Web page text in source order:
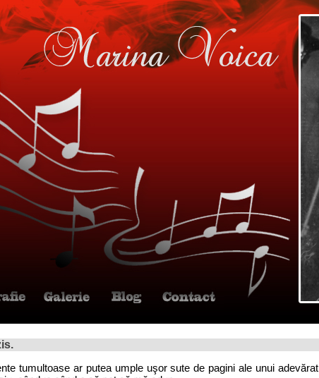
tumultoase ar putea umple uşor sute de pagini ale unui adevărat